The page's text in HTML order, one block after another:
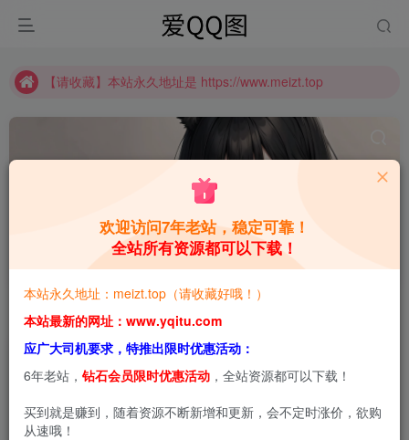
【请收藏】本站永久地址是 https://www.meizt.top
【请收藏】本站永久地址是 https://www.meizt.top
推广计划正式上线啦！可获得高额奖励哦
共1篇
排序 更新 浏览 点赞 评论
欢迎访问7年老站，稳定可靠！
全站所有资源都可以下载！
本站永久地址：meizt.top（请收藏好哦！）
本站最新的网址：www.yqitu.com
应广大司机要求，特推出限时优惠活动：
6年老站， 钻石会员限时优惠活动 ，全站资源都可以下载！
买到就是赚到，随着资源不断新增和更新，会不定时涨价，欲购
从速哦！